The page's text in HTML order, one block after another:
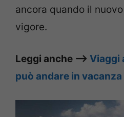
ancora quando il
vigore.
Leggi anche –> Viaggi
può andare in vacanza